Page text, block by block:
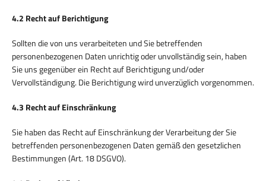
4.2 Recht auf Berichtigung
Sollten die von uns verarbeiteten und Sie betreffenden
personenbezogenen Daten unrichtig oder unvollständig sein, haben
Sie uns gegenüber ein Recht auf Berichtigung und/oder
Vervollständigung. Die Berichtigung wird unverzüglich vorgenommen.
4.3 Recht auf Einschränkung
Sie haben das Recht auf Einschränkung der Verarbeitung der Sie
betreffenden personenbezogenen Daten gemäß den gesetzlichen
Bestimmungen (Art. 18 DSGVO).